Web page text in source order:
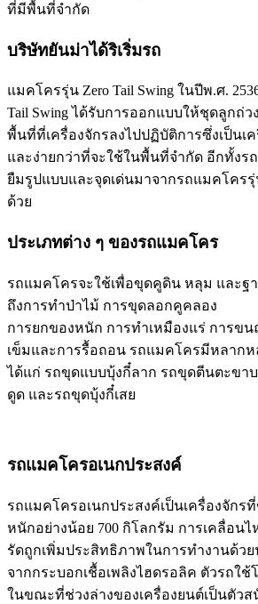
ที่มีพื้นที่จำกัด
บริษัทยันม่าได้ริเริ่มรถ
แมคโครรุ่น Zero Tail Swing ในปีพ.ศ.
Tail Swing ได้รับการออกแบบให้ชุดลูกถ่
พื้นที่ที่เครื่องจักรลงไปปฏิบัติการซึ่งเป็นเ
และง่ายกว่าที่จะใช้ในพื้นที่จำกัด อีกทั้งร
ยืมรูปแบบและจุดเด่นมาจากรถแมคโครรุ่
ด้วย
ประเภทต่าง ๆ ของรถแมคโคร
รถแมคโครจะใช้เพื่อขุดคูดิน หลุม และฐ
ถึงการทำป่าไม้ การขุดลอกคูคลอง
การยกของหนัก การทำเหมืองแร่ การขน
เข็มและการรื้อถอน รถแมคโครมีหลากห
ได้แก่ รถขุดแบบบุ้งกี๋ลาก รถขุดตีนตะขา
ดูด และรถขุดบุ้งกี๋เสย
รถแมคโครอเนกประสงค์
รถแมคโครอเนกประสงค์เป็นเครื่องจักร
หนักอย่างน้อย 700 กิโลกรัม การเคลื่อน
รัดถูกเพิ่มประสิทธิภาพในการทำงานด้ว
จากกระบอกเชื้อเพลิงไฮดรอลิค ตัวรถใ
ในขณะที่ช่วงล่างของเครื่องยนต์เป็นตัว